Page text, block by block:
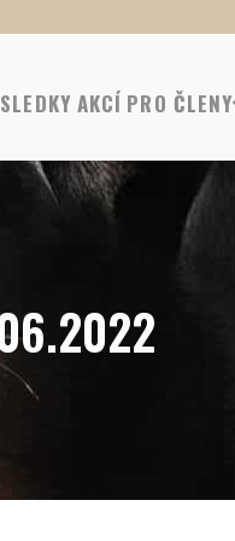
AKCÍ PRO ČLENY